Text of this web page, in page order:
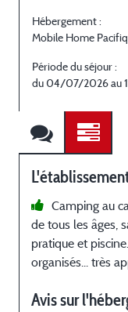
Hébergement :
Mobile Home
Période du séjour :
du 04/07/2026 au
Camping au
de tous les âges,
pratique et
organisés... très
Avis sur